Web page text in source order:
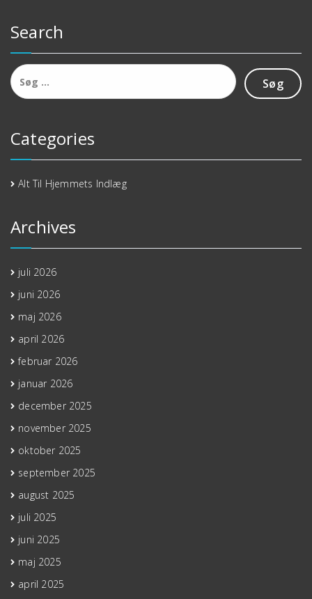
Search
Søg
efter:
Categories
Alt Til Hjemmets Indlæg
Archives
juli 2026
juni 2026
maj 2026
april 2026
februar 2026
januar 2026
december 2025
november 2025
oktober 2025
september 2025
august 2025
juli 2025
juni 2025
maj 2025
april 2025